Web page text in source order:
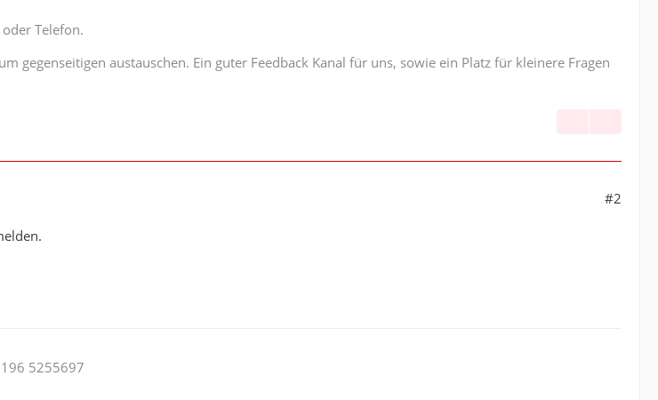
Telefon.
gegenseitigen austauschen. Ein guter Feedback Kanal für uns, sowie ein Platz für kleinere Fragen
#2
5255697